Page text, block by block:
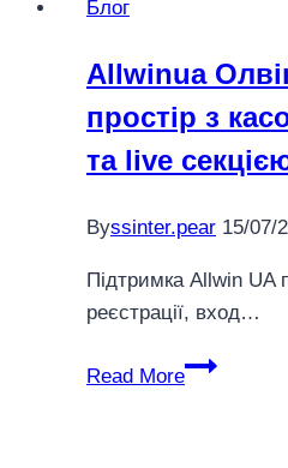
Блог
Allwinua
простір з
та live
Byssinter.pear 15/07/
Підтримка Allwin UA
реєстрації, вход…
Read More
Allwinua